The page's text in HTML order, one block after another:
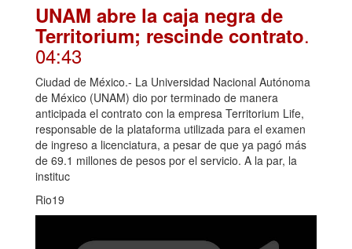
UNAM abre la caja negra de
Territorium; rescinde contrato.
04:43
Ciudad de México.- La Universidad Nacional Autónoma
de México (UNAM) dio por terminado de manera
anticipada el contrato con la empresa Territorium Life,
responsable de la plataforma utilizada para el examen
de ingreso a licenciatura, a pesar de que ya pagó más
de 69.1 millones de pesos por el servicio. A la par, la
instituc
Rio19